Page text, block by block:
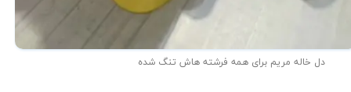
دل خاله مریم برای همه فرشته هاش تنگ شده